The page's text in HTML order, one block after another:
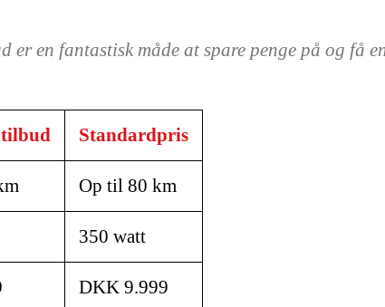
er en fantastisk måde at spare penge på og få
Standardpris
Op til 80 km
350 watt
DKK 9.999